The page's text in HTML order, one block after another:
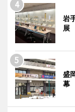
岩
展
盛
幕